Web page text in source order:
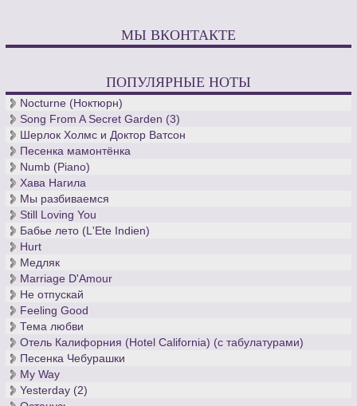
МЫ ВКОНТАКТЕ
ПОПУЛЯРНЫЕ НОТЫ
Nocturne (Ноктюрн)
Song From A Secret Garden (3)
Шерлок Холмс и Доктор Ватсон
Песенка мамонтёнка
Numb (Piano)
Хава Нагила
Мы разбиваемся
Still Loving You
Бабье лето (L'Ete Indien)
Hurt
Медляк
Marriage D'Amour
Не отпускай
Feeling Good
Тема любви
Отель Калифорния (Hotel California) (с табулатурами)
Песенка Чебурашки
My Way
Yesterday (2)